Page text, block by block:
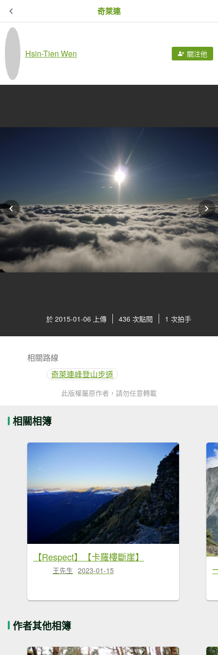
奇萊連
Hsin-Tien Wen 關注他
於 2015-01-06 上傳 436 次點閱 1 次拍手
相關路線
奇萊連峰登山步道
此版權屬原作者，請勿任意轉載
相關相簿
【Respect】【卡羅樓斷崖】
王先生 2023-01-15
作者其他相簿